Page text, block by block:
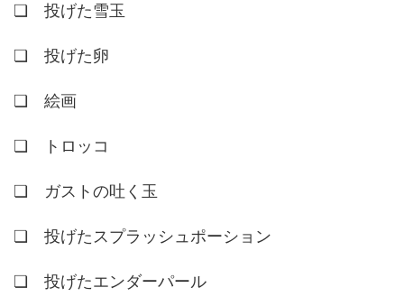
❏ 投げた雪玉
❏ 投げた卵
❏ 絵画
❏ トロッコ
❏ ガストの吐く玉
❏ 投げたスプラッシュポーション
❏ 投げたエンダーパール